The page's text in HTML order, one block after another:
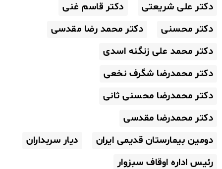
دکتر علی شریعتی
دکتر قاسم غنی
دکتر محسنی
دکتر محمد رضا مقدسی
دکتر محمد علی زنگنه اسدی
دکتر محمدرضا شگرف نخعی
دکتر محمدرضا محسنی ثانی
دکتر محمدرضا مقدسی
دومین بیمارستان قدیمی ایران
دیار سربداران
رئیس اداره اوقاف سبزوار